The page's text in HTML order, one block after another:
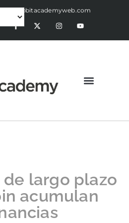
alex@bitacademyweb.com
de largo plazo
acumulan